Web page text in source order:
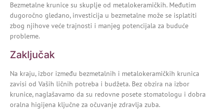
Bezmetalne krunice su skuplje od metalokeramičkih. Međutim
dugoročno gledano, investicija u bezmetalne može se isplatiti
zbog njihove veće trajnosti i manjeg potencijala za buduće
probleme.
Zaključak
Na kraju, izbor između bezmetalnih i metalokeramičkih krunica
zavisi od Vaših ličnih potreba i budžeta. Bez obzira na izbor
krunice, naglašavamo da su redovne posete stomatologu i dobra
oralna higijena ključne za očuvanje zdravlja zuba.